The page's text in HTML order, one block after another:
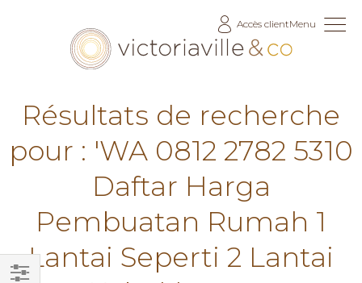
Accès clientMenu
Résultats de recherche
pour : 'WA 0812 2782 5310
Daftar Harga
Pembuatan Rumah 1
Lantai Seperti 2 Lantai